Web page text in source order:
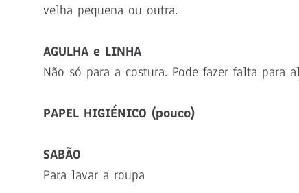
velha pequena ou outra.
AGULHA e LINHA
Não só para a costura. Pode fazer falta para
PAPEL HIGIÉNICO (pouco)
SABÃO
Para lavar a roupa